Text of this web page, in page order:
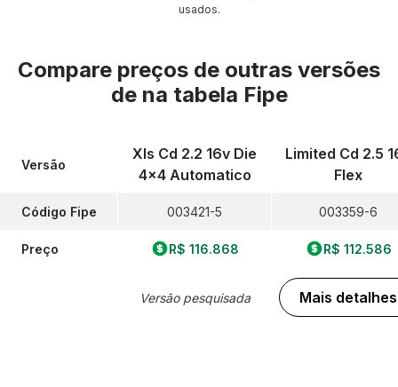
usados.
Compare preços de outras versões
de na tabela Fipe
Versão
Código Fipe
Preço
Xls Cd 2.2 16v Die
4x4 Automatico
003421-5
R$ 116.868
Versão pesquisada
Limited Cd 2.5
Flex
003359-6
R$ 112.586
Mais detalhes